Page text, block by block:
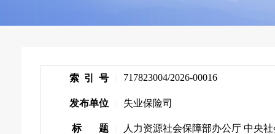
索 引 号 717823004/2026-00016
发布单位 失业保险司
标 题
人力资源社会保障部办公厅 中央